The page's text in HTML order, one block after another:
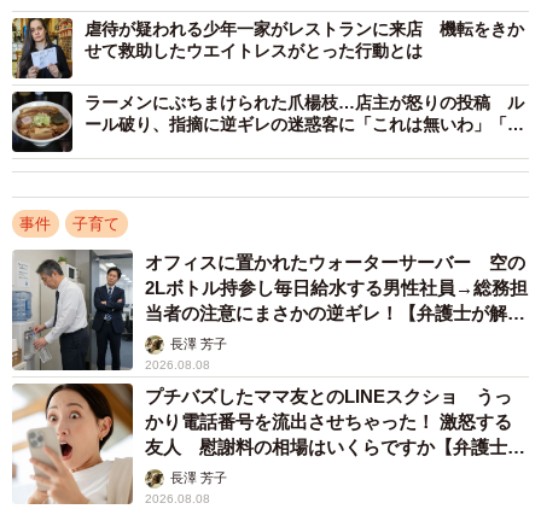
ツイートには5.5万いいねがつき、同様の経験をした人など
さまざまな声が寄せられました。うめ湯さんはそのなか
で、ある声が印象に残ったと言います。「近所の商業施設
のご意見箱に『授乳室が安全に使えるように』という内容
につけるなどの対応をする』といった電話がきて、すぐに
対応してくださった施設もあったそうで、安心しまし
た」。
ではもし今後、新たに授乳室が設けられるとしたら、どう
いったことを願うのでしょうか。「可能でしたら、防犯ブ
ザーを全個室につける。最近たまに見かける『mamaro』と
いう箱型授乳室を置く。全部に鍵をつけるのは現実的では
無いので、カーテンをマジックテープでとめられるように
虐待が疑われる少年一家がレストランに来店 機転をきか
せて救助したウエイトレスがとった行動とは
ラーメンにぶちまけられた爪楊枝…店主が怒りの投稿 ル
ール破り、指摘に逆ギレの迷惑客に「これは無いわ」「幼
事件 子育て
オフィスに置かれたウォーターサーバー 空の
2Lボトル持参し毎日給水する男性社員→総務担
当者の注意にまさかの逆ギレ！【弁護士が解
説】長澤 芳子
2026.08.08
プチバズしたママ友とのLINEスクショ うっ
かり電話番号を流出させちゃった！ 激怒する
友人 慰謝料の相場はいくらですか【弁護士が
解説】長澤 芳子
2026.08.08